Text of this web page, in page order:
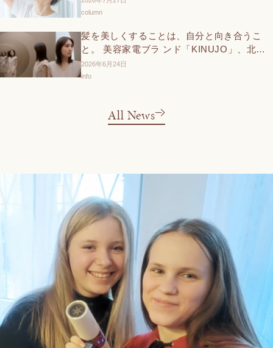
column
髪を美しくすることは、自分と向き合うこ
と。 美容家電ブラ ンド「KINUJO」、北川
景子さん出演の新TVCMと交通広告を6 月27
日（土）より展開
2026年6月24日
info
All News